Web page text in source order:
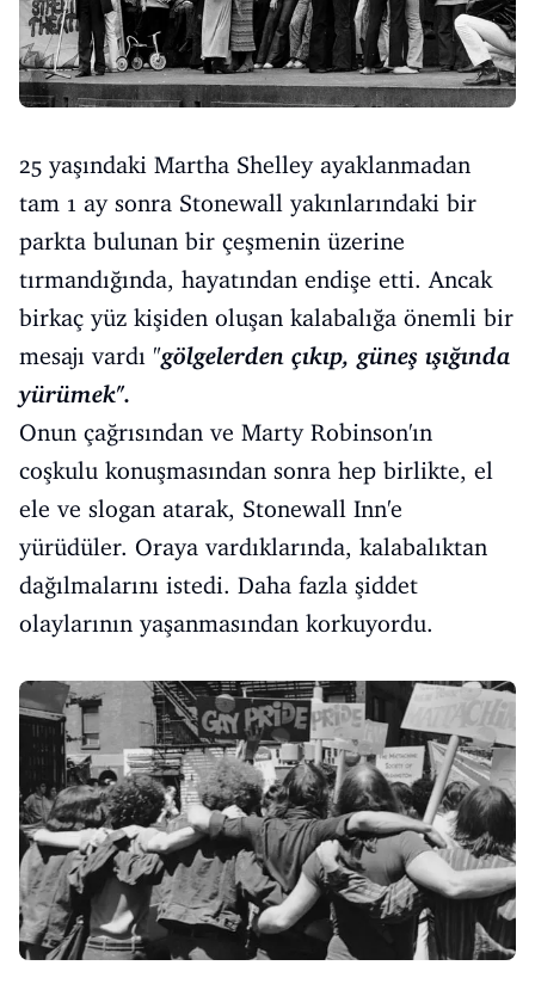
25 yaşındaki Martha Shelley ayaklanmadan
tam 1 ay sonra Stonewall yakınlarındaki bir
parkta bulunan bir çeşmenin üzerine
tırmandığında, hayatından endişe etti. Ancak
birkaç yüz kişiden oluşan kalabalığa önemli bir
mesajı vardı "gölgelerden çıkıp, güneş ışığında
yürümek".
Onun çağrısından ve Marty Robinson'ın
coşkulu konuşmasından sonra hep birlikte, el
ele ve slogan atarak, Stonewall Inn'e
yürüdüler. Oraya vardıklarında, kalabalıktan
dağılmalarını istedi. Daha fazla şiddet
olaylarının yaşanmasından korkuyordu.